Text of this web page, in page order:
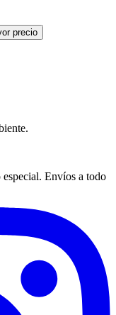
precio
Envíos a todo